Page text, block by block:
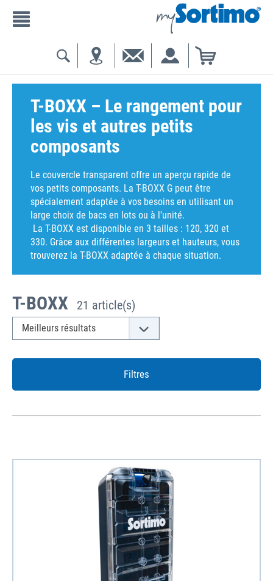
T-BOXX – Le rangement pour
les vis et autres petits
composants
Le couvercle transparent offre un aperçu rapide de
vos petits composants. La T-BOXX G peut être
spécialement adaptée à vos besoins en utilisant un
large choix de bacs en lots ou à l'unité.
La T-BOXX est disponible en 3 tailles : 120, 320 et
330. Grâce aux différentes largeurs et hauteurs, vous
trouverez la T-BOXX adaptée à chaque situation.
T-BOXX 21 article(s)
Filtres